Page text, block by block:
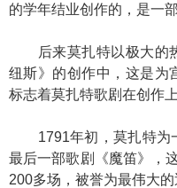
的学年结业创作的，是一
后来莫扎特以极大的
纽斯》的创作中，这是为
标志着莫扎特歌剧在创作上
1791年初，莫扎特为
最后一部歌剧《魔笛》，
200多场，被誉为最伟大